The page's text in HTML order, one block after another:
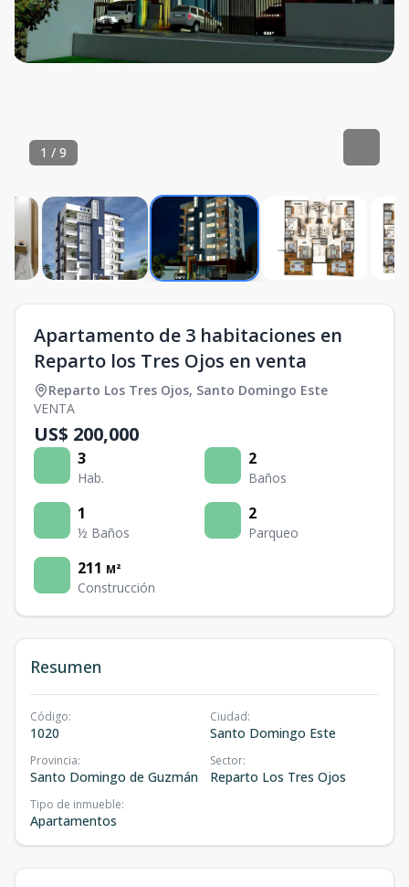
1 / 9
Apartamento de 3 habitaciones en
Reparto los Tres Ojos en venta
Reparto Los Tres Ojos, Santo Domingo Este
VENTA
US$ 200,000
3
Hab.
2
Baños
1
½ Baños
2
Parqueo
211 M²
Construcción
Resumen
Código:
1020
Ciudad:
Santo Domingo Este
Provincia:
Santo Domingo de Guzmán
Sector:
Reparto Los Tres Ojos
Tipo de inmueble:
Apartamentos